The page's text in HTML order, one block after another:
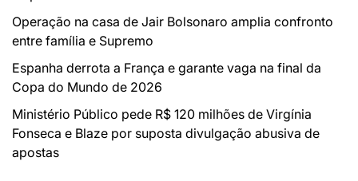
Operação na casa de Jair Bolsonaro amplia confronto
entre família e Supremo
Espanha derrota a França e garante vaga na final da
Copa do Mundo de 2026
Ministério Público pede R$ 120 milhões de Virgínia
Fonseca e Blaze por suposta divulgação abusiva de
apostas